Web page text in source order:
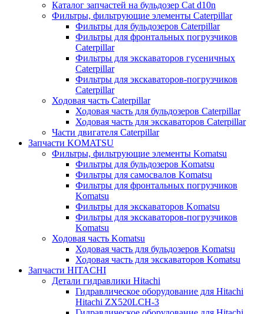
Каталог запчастей на бульдозер Сat d10n
Фильтры, фильтрующие элементы Caterpillar
Фильтры для бульдозеров Caterpillar
Фильтры для фронтальных погрузчиков
Caterpillar
Фильтры для экскаваторов гусеничных
Caterpillar
Фильтры для экскаваторов-погрузчиков
Caterpillar
Ходовая часть Caterpillar
Ходовая часть для бульдозеров Caterpillar
Ходовая часть для экскаваторов Caterpillar
Части двигателя Caterpillar
Запчасти KOMATSU
Фильтры, фильтрующие элементы Komatsu
Фильтры для бульдозеров Komatsu
Фильтры для самосвалов Komatsu
Фильтры для фронтальных погрузчиков
Komatsu
Фильтры для экскаваторов Komatsu
Фильтры для экскаваторов-погрузчиков
Komatsu
Ходовая часть Komatsu
Ходовая часть для бульдозеров Komatsu
Ходовая часть для экскаваторов Komatsu
Запчасти HITACHI
Детали гидравлики Hitachi
Гидравлическое оборудование для Hitachi
Hitachi ZX520LCH-3